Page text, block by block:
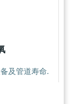
及管道寿命.